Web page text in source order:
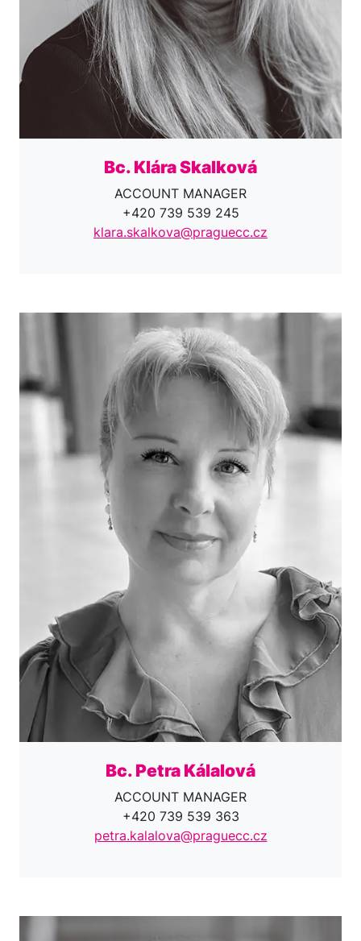
Bc. Klára Skalková
ACCOUNT MANAGER
+420 739 539 245
klara.skalkova@praguecc.cz
Bc. Petra Kálalová
ACCOUNT MANAGER
+420 739 539 363
petra.kalalova@praguecc.cz